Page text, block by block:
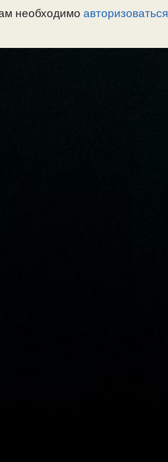
необходимо авторизоваться